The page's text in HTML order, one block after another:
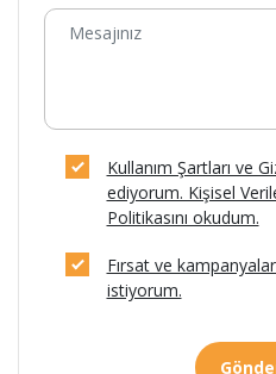
Kullanım Şartları ve
ediyorum. Kişisel
Politikasını okudum.
Fırsat ve
istiyorum.